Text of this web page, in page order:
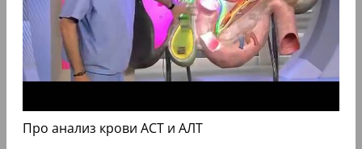
Про анализ крови АСТ и АЛТ